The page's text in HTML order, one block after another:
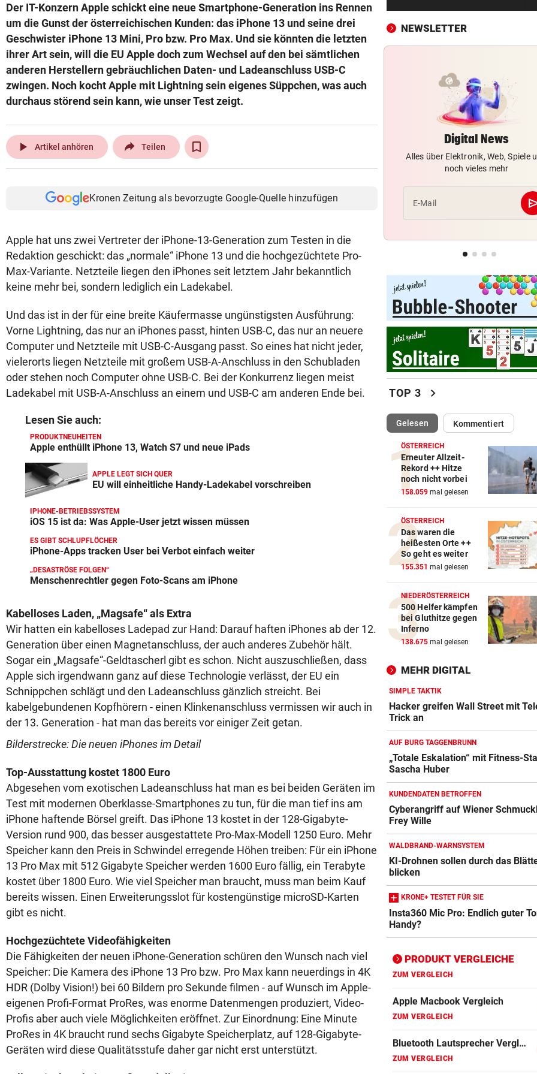
Der IT-Konzern Apple schickt eine neue Smartphone-Generation ins Rennen
um die Gunst der österreichischen Kunden: das iPhone 13 und seine drei
Geschwister iPhone 13 Mini, Pro bzw. Pro Max. Und sie könnten die letzten
ihrer Art sein, will die EU Apple doch zum Wechsel auf den bei sämtlichen
anderen Herstellern gebräuchlichen Daten- und Ladeanschluss USB-C
zwingen. Noch kocht Apple mit Lightning sein eigenes Süppchen, was auch
durchaus störend sein kann, wie unser Test zeigt.
play_arrow Artikel anhören Teilen
Kronen Zeitung als bevorzugte Google-Quelle hinzufügen
Apple hat uns zwei Vertreter der iPhone-13-Generation zum Testen in die
Redaktion geschickt: das „normale“ iPhone 13 und die hochgezüchtete Pro-
Max-Variante. Netzteile liegen den iPhones seit letztem Jahr bekanntlich
keine mehr bei, sondern lediglich ein Ladekabel.
Und das ist in der für eine breite Käufermasse ungünstigsten Ausführung:
Vorne Lightning, das nur an iPhones passt, hinten USB-C, das nur an neuere
Computer und Netzteile mit USB-C-Ausgang passt. So eines hat nicht jeder,
vielerorts liegen Netzteile mit großem USB-A-Anschluss in den Schubladen
oder stehen noch Computer ohne USB-C. Bei der Konkurrenz liegen meist
Ladekabel mit USB-A-Anschluss an einem und USB-C am anderen Ende bei.
Lesen Sie auch:
PRODUKTNEUHEITEN
Apple enthüllt iPhone 13, Watch S7 und neue iPads
APPLE LEGT SICH QUER
EU will einheitliche Handy-Ladekabel vorschreiben
IPHONE-BETRIEBSSYSTEM
iOS 15 ist da: Was Apple-User jetzt wissen müssen
ES GIBT SCHLUPFLÖCHER
iPhone-Apps tracken User bei Verbot einfach weiter
„DESASTRÖSE FOLGEN“
Menschenrechtler gegen Foto-Scans am iPhone
Kabelloses Laden, „Magsafe“ als Extra
Wir hatten ein kabelloses Ladepad zur Hand: Darauf haften iPhones ab der 12.
Generation über einen Magnetanschluss, der auch anderes Zubehör hält.
Sogar ein „Magsafe“-Geldtascherl gibt es schon. Nicht auszuschließen, dass
Apple sich irgendwann ganz auf diese Technologie verlässt, der EU ein
Schnippchen schlägt und den Ladeanschluss gänzlich streicht. Bei
kabelgebundenen Kopfhörern - einen Klinkenanschluss vermissen wir auch in
der 13. Generation - hat man das bereits vor einiger Zeit getan.
Bilderstrecke: Die neuen iPhones im Detail
Top-Ausstattung kostet 1800 Euro
Abgesehen vom exotischen Ladeanschluss hat man es bei beiden Geräten im
Test mit modernen Oberklasse-Smartphones zu tun, für die man tief ins am
iPhone haftende Börsel greift. Das iPhone 13 kostet in der 128-Gigabyte-
Version rund 900, das besser ausgestattete Pro-Max-Modell 1250 Euro. Mehr
Speicher kann den Preis in Schwindel erregende Höhen treiben: Für ein iPhone
13 Pro Max mit 512 Gigabyte Speicher werden 1600 Euro fällig, ein Terabyte
kostet über 1800 Euro. Wie viel Speicher man braucht, muss man beim Kauf
bereits wissen. Einen Erweiterungsslot für kostengünstige microSD-Karten
gibt es nicht.
Hochgezüchtete Videofähigkeiten
Die Fähigkeiten der neuen iPhone-Generation schüren den Wunsch nach viel
Speicher: Die Kamera des iPhone 13 Pro bzw. Pro Max kann neuerdings in 4K
HDR (Dolby Vision!) bei 60 Bildern pro Sekunde filmen - auf Wunsch im Apple-
eigenen Profi-Format ProRes, was enorme Datenmengen produziert, Video-
Profis aber auch viele Möglichkeiten eröffnet. Zur Einordnung: Eine Minute
ProRes in 4K braucht rund sechs Gigabyte Speicherplatz, auf 128-Gigabyte-
Geräten wird diese Qualitätsstufe daher gar nicht erst unterstützt.
Hammer-Wechsel bestätigt:
will zu Barcelona!“
OFFENE WORTE ÜBER SOHN vor
wir hassen uns“
GROSSEINSATZ NACH FUND
Salzburg: Granate sorgte für
nächtliche Sperre
„IST KEINE ARBEIT“ vor
Kanzler empört mit Sager
Kinderbetreuung
vor
Mehrere Todesopfer
Hantavirus bei Frankreich-
entdeckt
DER SCHNEE GEHT AUS vor
Hitzewelle: Nächstes
Sommerskigebiet schließt
VON HOF VERSCHWUNDEN vor
Vermisstes Kätzchen-
KLIMA UND KRAFTWERK
Zu wenig Wasser: Kanu-
erhebt Vorwürfe
STRAFTÄTER RASTETE AUS vor
Bei Abschiebeversuch mit
Ansteckung gedroht
GAK-TRAINER BRENNT: vor
„Wir wollen unsere
ausbauen, egal wie!“
„NIX DAMIT ZU TUN“ vor
Tiroler WK-Chefin wegen
Kündigung vor Gericht
Meryl Streep singt Geri
NEWSLETTER
Digital News
Alles über Elektronik, Web, Spiele
noch vieles mehr
E-Mail
TOP 3 chevron_right
Gelesen(ausgewählt)Kommentiert
ÖSTERREICH
Erneuter Allzeit-
Rekord ++ Hitze
noch nicht vorbei
158.059 mal gelesen
ÖSTERREICH
Das waren die
heißesten Orte ++
So geht es weiter
155.351 mal gelesen
NIEDERÖSTERREICH
500 Helfer kämpfen
bei Gluthitze gegen
Inferno
138.675 mal gelesen
MEHR DIGITAL
SIMPLE TAKTIK
Hacker greifen Wall Street mit
Trick an
AUF BURG TAGGENBRUNN
„Totale Eskalation“ mit Fitness-
Sascha Huber
KUNDENDATEN BETROFFEN
Cyberangriff auf Wiener
Frey Wille
WALDBRAND-WARNSYSTEM
KI-Drohnen sollen durch das
blicken
KRONE+ TESTET FÜR SIE
Insta360 Mic Pro: Endlich guter
Handy?
PRODUKT VERGLEICHE
Amazon-Kindle Vergleich
ZUM VERGLEICH
Apple-iPad Vergleich
ZUM VERGLEICH
ZUM VERGLEICH
Apple Macbook Vergleich
ZUM VERGLEICH
Bluetooth Lautsprecher Vergleich
ZUM VERGLEICH
DSL Speedtest
Fernseher Vergleich
Fritz Repeater Vergleich